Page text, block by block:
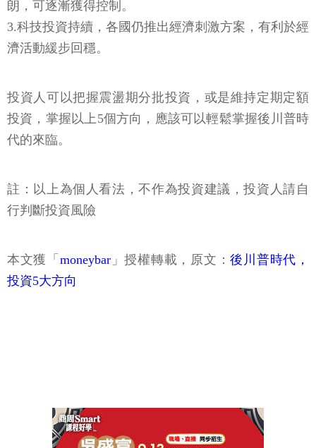
朗，可逐漸獲得控制。
3.科技投資持續，各國仍推出經濟刺激方案，有利於經
濟活動緩步回穩。
投資人可以把握震盪期分批投資，或是維持定期定額
投資，掌握以上5個方向，應該可以輕鬆掌握後川普時
代的來臨。
註：以上為個人看法，不作為投資建議，投資人請自
行判斷投資風險
本文獲「 moneybar」授權轉載，原文：後川普時代，
投資5大方向